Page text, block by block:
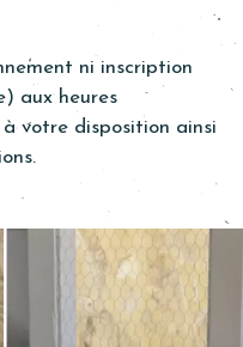
ni inscription
aux heures
votre disposition ainsi